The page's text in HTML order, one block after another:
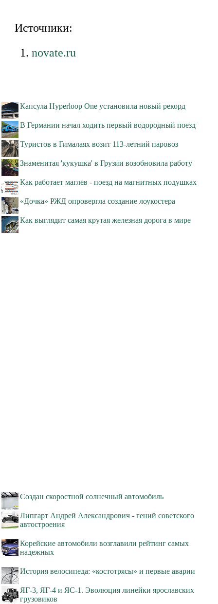
Источники:
novate.ru
Капсула Hyperloop One установила новый рекорд
В Германии начал ходить первый водородный поезд
Туристов в Гималаях возит 113-летний паровоз
Знаменитая 'кукушка' в Грузии возобновила работу
Как работает маглев - поезд на магнитных подушках
«Дочка» РЖД опровергла создание лоукостера
Как выглядит самая крутая железная дорога в мире
Создан скоростной солнечный автомобиль
Липгарт Андрей Александрович - гений советского
автостроения
Корейские автомобили возглавили рейтинг самых
надежных
История велосипеда: «костотрясы» и первые аварии
ЯГ-3, ЯГ-4 и ЯС-1. Эволюция линейки ярославских
грузовиков